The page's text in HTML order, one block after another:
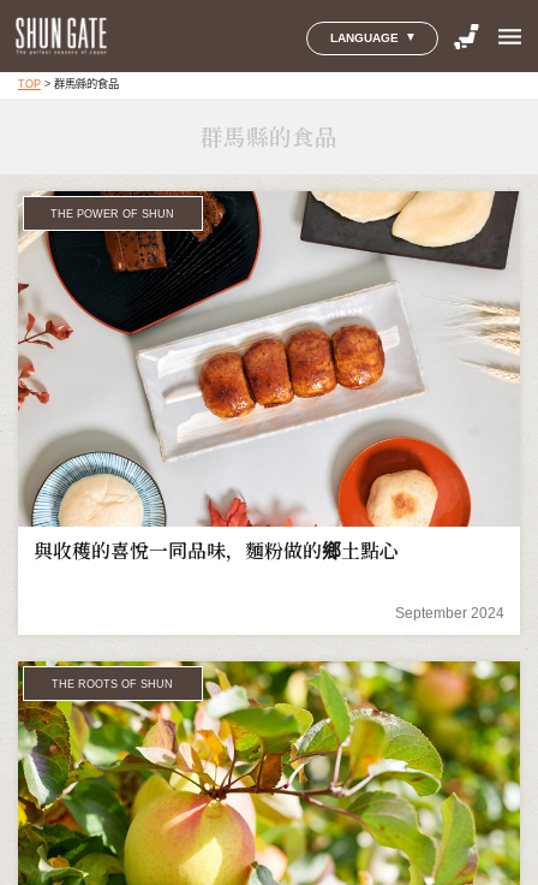
LANGUAGE menu
TOP> 群馬縣的食品
群馬縣的食品
THE POWER OF SHUN
與收穫的喜悅一同品味，麵粉做的鄉土點心
September 2024
THE ROOTS OF SHUN